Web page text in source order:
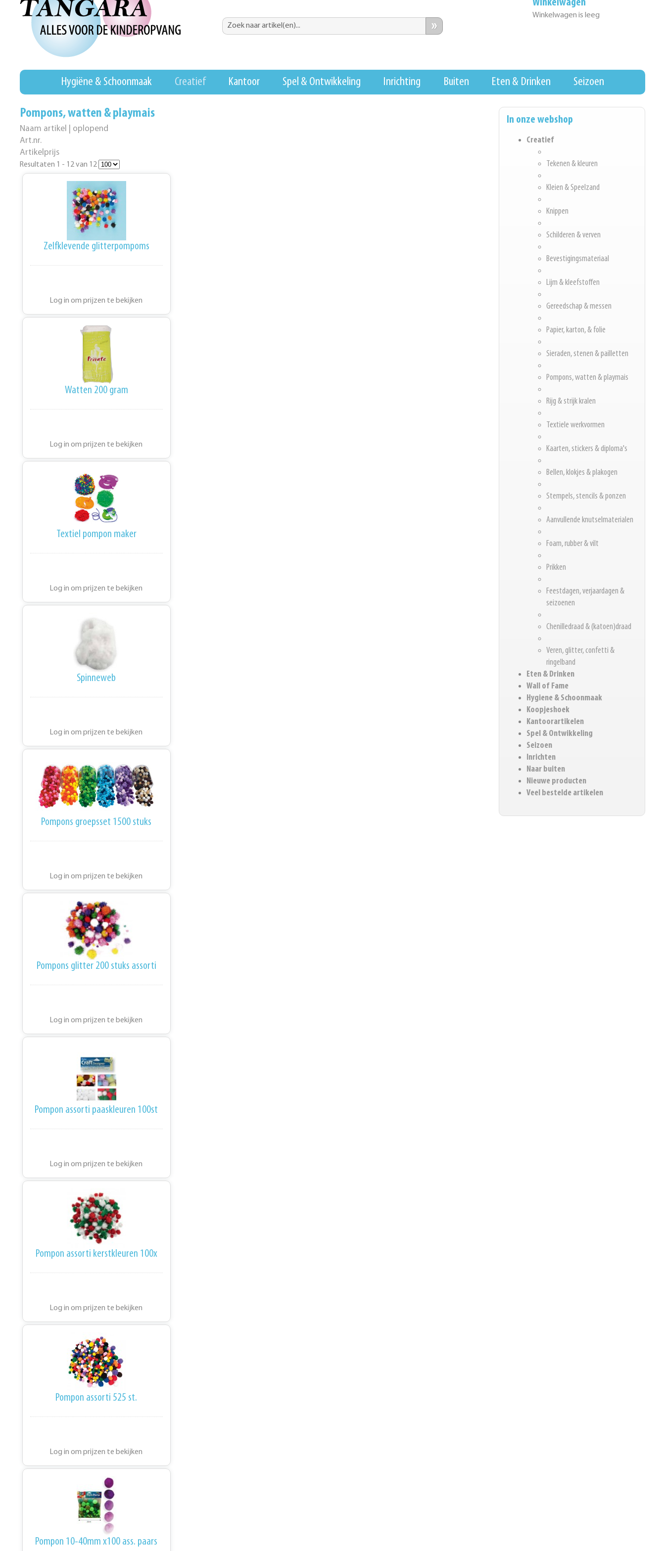
Winkelwagen
Winkelwagen is leeg
»
Hygiëne & Schoonmaak Creatief Kantoor Spel & Ontwikkeling Inrichting Buiten Eten & Drinken Seizoen
In onze webshop
Creatief
Tekenen & kleuren
Kleien & Speelzand
Knippen
Schilderen & verven
Bevestigingsmateriaal
Lijm & kleefstoffen
Gereedschap & messen
Papier, karton, & folie
Sieraden, stenen & pailletten
Pompons, watten & playmais
Rijg & strijk kralen
Textiele werkvormen
Kaarten, stickers & diploma's
Bellen, klokjes & plakogen
Stempels, stencils & ponzen
Aanvullende knutselmaterialen
Foam, rubber & vilt
Prikken
Feestdagen, verjaardagen &
seizoenen
Chenilledraad & (katoen)draad
Veren, glitter, confetti &
ringelband
Eten & Drinken
Wall of Fame
Hygiene & Schoonmaak
Koopjeshoek
Kantoorartikelen
Spel & Ontwikkeling
Seizoen
Inrichten
Naar buiten
Nieuwe producten
Veel bestelde artikelen
Pompons, watten & playmais
Naam artikel | oplopend
Art.nr.
Artikelprijs
Resultaten 1 - 12 van 12
Zelfklevende glitterpompoms
Log in om prijzen te bekijken
Watten 200 gram
Log in om prijzen te bekijken
Textiel pompon maker
Log in om prijzen te bekijken
Spinneweb
Log in om prijzen te bekijken
Pompons groepsset 1500 stuks
Log in om prijzen te bekijken
Pompons glitter 200 stuks assorti
Log in om prijzen te bekijken
Pompon assorti paaskleuren 100st
Log in om prijzen te bekijken
Pompon assorti kerstkleuren 100x
Log in om prijzen te bekijken
Pompon assorti 525 st.
Log in om prijzen te bekijken
Pompon 10-40mm x100 ass. paars